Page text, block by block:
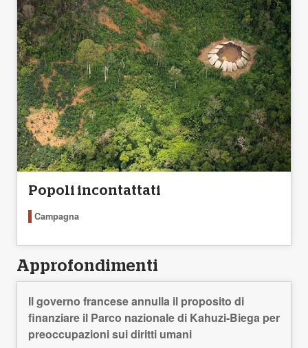
Popoli incontattati
Campagna
Approfondimenti
Il governo francese annulla il proposito di
finanziare il Parco nazionale di Kahuzi-Biega per
preoccupazioni sui diritti umani